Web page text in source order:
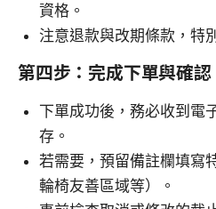
資格。
注意退款與改期條款，特
第四步：完成下單與確認
下單成功後，務必收到電
存。
若需要，預留備註欄填寫
輪椅友善區域等）。